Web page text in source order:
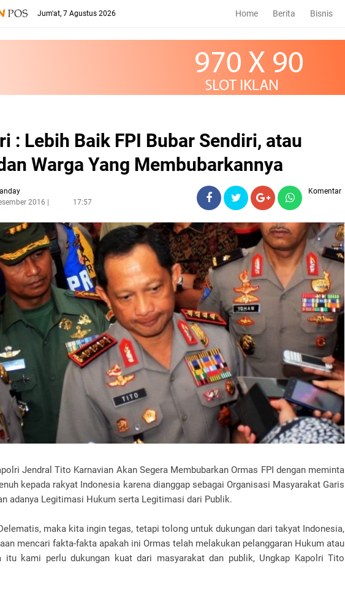
Jum'at, 7 Agustus 2026 Home Berita Bisnis
: Lebih Baik FPI Bubar Sendiri, atau
Warga Yang Membubarkannya
2016
17:57
Komentar
Jendral Tito Karnavian Akan Segera Membubarkan Ormas FPI dengan meminta
kepada rakyat Indonesia karena dianggap sebagai Organisasi Masyarakat Garis
adanya Legitimasi Hukum serta Legitimasi dari Publik.
maka kita ingin tegas, tetapi tolong untuk dukungan dari takyat Indonesia,
mencari fakta-fakta apakah ini Ormas telah melakukan pelanggaran Hukum atau
itu kami perlu dukungan kuat dari masyarakat dan publik, Ungkap Kapolri Tito